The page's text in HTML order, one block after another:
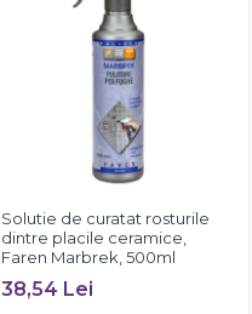
Solutie de curatat rosturile
dintre placile ceramice,
Faren Marbrek, 500ml
38,54 Lei